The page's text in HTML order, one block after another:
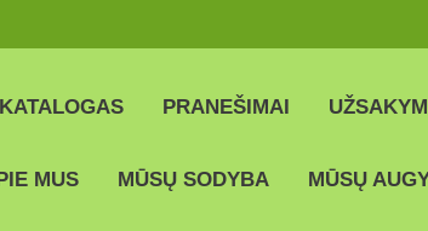
PRANEŠIMAI
MUS MŪSŲ SODYBA MŪSŲ